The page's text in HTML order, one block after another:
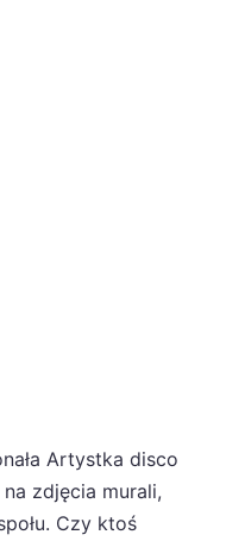
Artystka disco
zdjęcia murali,
Czy ktoś